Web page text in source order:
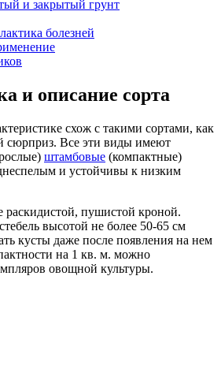
и закрытый грунт
болезней
и описание сорта
схож с такими сортами, как
сюрприз. Все эти виды имеют
штамбовые (компактные)
и устойчивы к низким
раскидистой, пушистой кроной.
высотой не более 50-65 см
кусты даже после появления на нем
на 1 кв. м. можно
овощной культуры.